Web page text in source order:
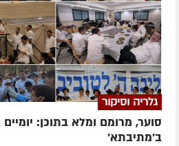
גלריה וסיקור
סוער, מרומם ומלא בתוכן: יומיים
ב'מתיבתא'